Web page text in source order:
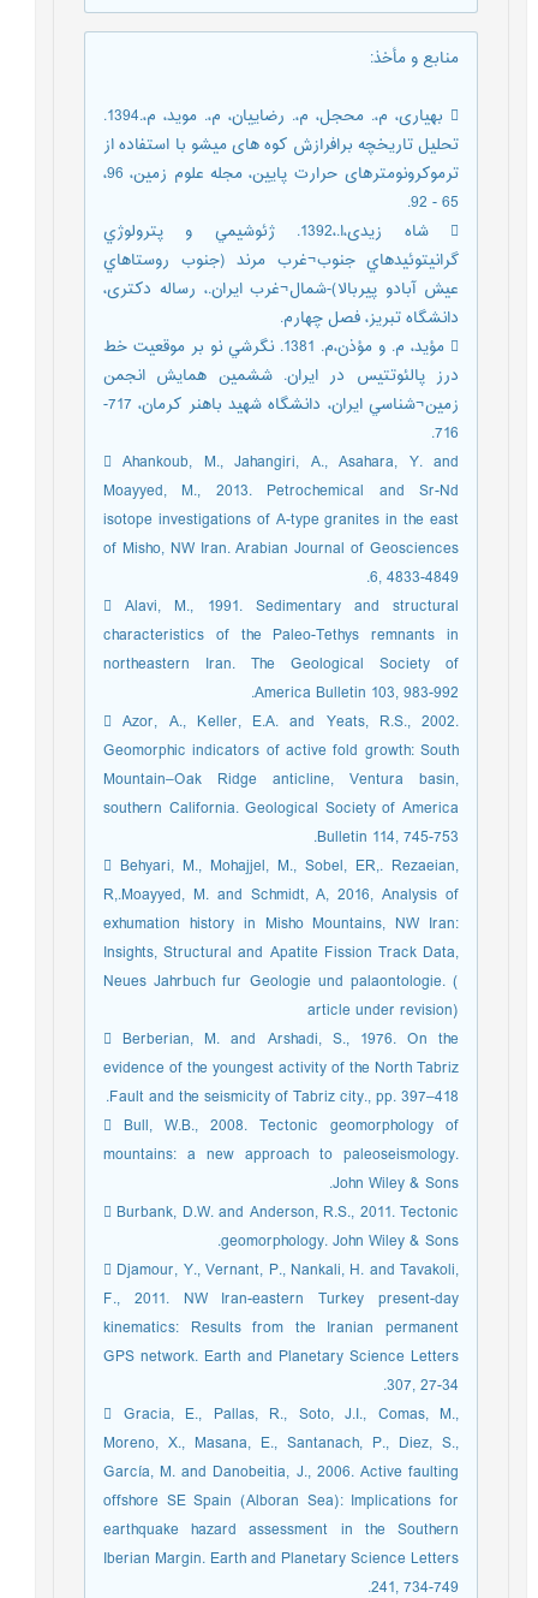
منابع و مأخذ:
 بهیاری، م،. محجل، م،. رضاییان، م،. موید، م،.1394.
تحلیل تاریخچه برافرازش کوه های میشو با استفاده از
ترموکرونومترهای حرارت پایین، مجله علوم زمین، 96،
65 - 92.
 شاه زیدی،ا.،1392. ژئوشيمي و پترولوژي
گرانيتوئيدهاي جنوب¬غرب مرند (جنوب روستاهاي
عيش آبادو پيربالا)-شمال¬غرب ايران.، رساله دکتری،
دانشگاه تبریز، فصل چهارم.
 مؤيد، م. و مؤذن،م. 1381. نگرشي نو بر موقعيت خط
درز پالئوتتيس در ايران. ششمين همايش انجمن
زمين¬شناسي ايران، دانشگاه شهيد باهنر کرمان، 717-
716.
 Ahankoub, M., Jahangiri, A., Asahara, Y. and
Moayyed, M., 2013. Petrochemical and Sr-Nd
isotope investigations of A-type granites in the east
of Misho, NW Iran. Arabian Journal of Geosciences
6, 4833-4849.
 Alavi, M., 1991. Sedimentary and structural
characteristics of the Paleo-Tethys remnants in
northeastern Iran. The Geological Society of
America Bulletin 103, 983-992.
 Azor, A., Keller, E.A. and Yeats, R.S., 2002.
Geomorphic indicators of active fold growth: South
Mountain–Oak Ridge anticline, Ventura basin,
southern California. Geological Society of America
Bulletin 114, 745-753.
 Behyari, M., Mohajjel, M., Sobel, ER,. Rezaeian,
R,.Moayyed, M. and Schmidt, A, 2016, Analysis of
exhumation history in Misho Mountains, NW Iran:
Insights, Structural and Apatite Fission Track Data,
Neues Jahrbuch fur Geologie und palaontologie. (
article under revision)
 Berberian, M. and Arshadi, S., 1976. On the
evidence of the youngest activity of the North Tabriz
Fault and the seismicity of Tabriz city., pp. 397–418.
 Bull, W.B., 2008. Tectonic geomorphology of
mountains: a new approach to paleoseismology.
John Wiley & Sons.
 Burbank, D.W. and Anderson, R.S., 2011. Tectonic
geomorphology. John Wiley & Sons.
 Djamour, Y., Vernant, P., Nankali, H. and Tavakoli,
F., 2011. NW Iran-eastern Turkey present-day
kinematics: Results from the Iranian permanent
GPS network. Earth and Planetary Science Letters
307, 27-34.
 Gracia, E., Pallas, R., Soto, J.I., Comas, M.,
Moreno, X., Masana, E., Santanach, P., Diez, S.,
García, M. and Danobeitia, J., 2006. Active faulting
offshore SE Spain (Alboran Sea): Implications for
earthquake hazard assessment in the Southern
Iberian Margin. Earth and Planetary Science Letters
241, 734-749.